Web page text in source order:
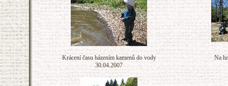
Krácení času házením kamenů do vody
30.04.2007
Na